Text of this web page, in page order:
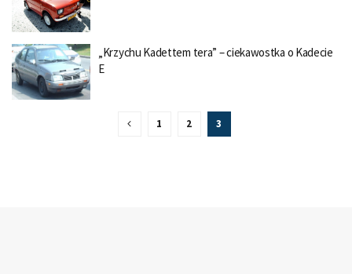
„Krzychu Kadettem tera” – ciekawostka o Kadecie
E
1 2 3